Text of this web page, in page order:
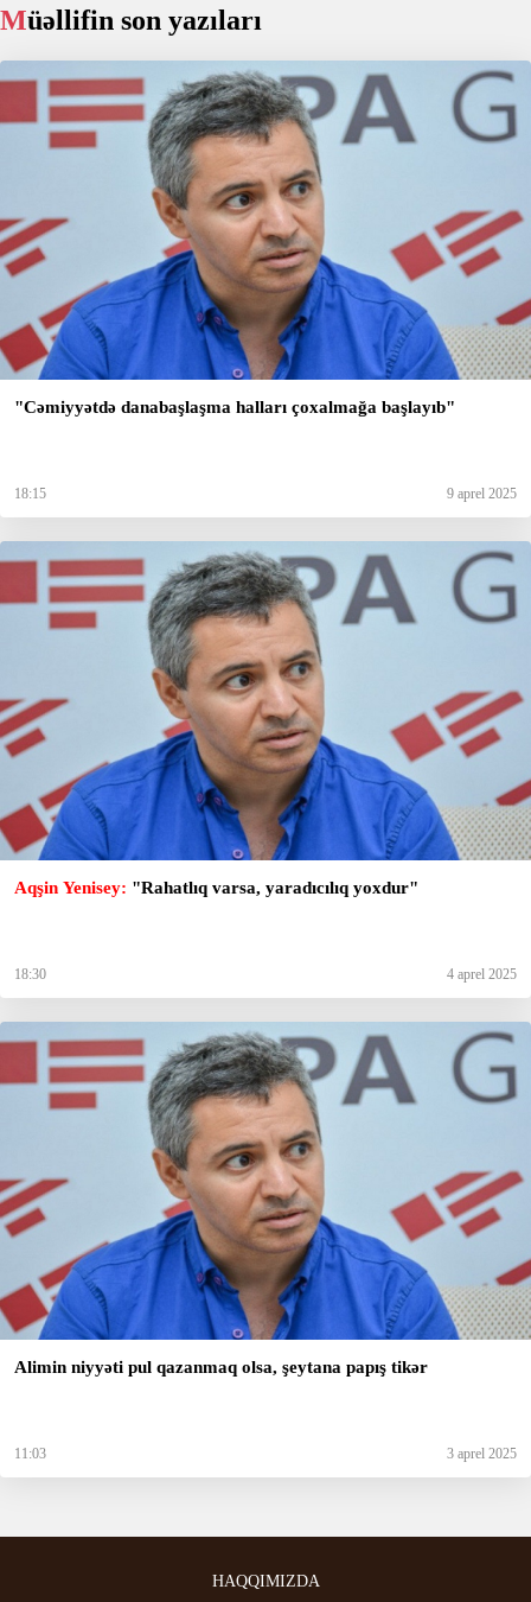
Müəllifin son yazıları
"Cəmiyyətdə danabaşlaşma halları çoxalmağa başlayıb"
18:15 9 aprel 2025
Aqşin Yenisey: "Rahatlıq varsa, yaradıcılıq yoxdur"
18:30 4 aprel 2025
Alimin niyyəti pul qazanmaq olsa, şeytana papış tikər
11:03 3 aprel 2025
HAQQIMIZDA